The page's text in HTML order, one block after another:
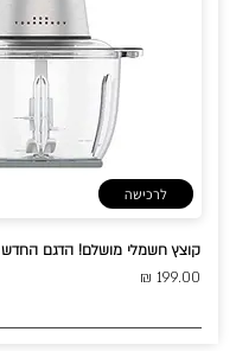
לרכישה
קוצץ חשמלי מושלם! הדגם החדש
199.00 ₪